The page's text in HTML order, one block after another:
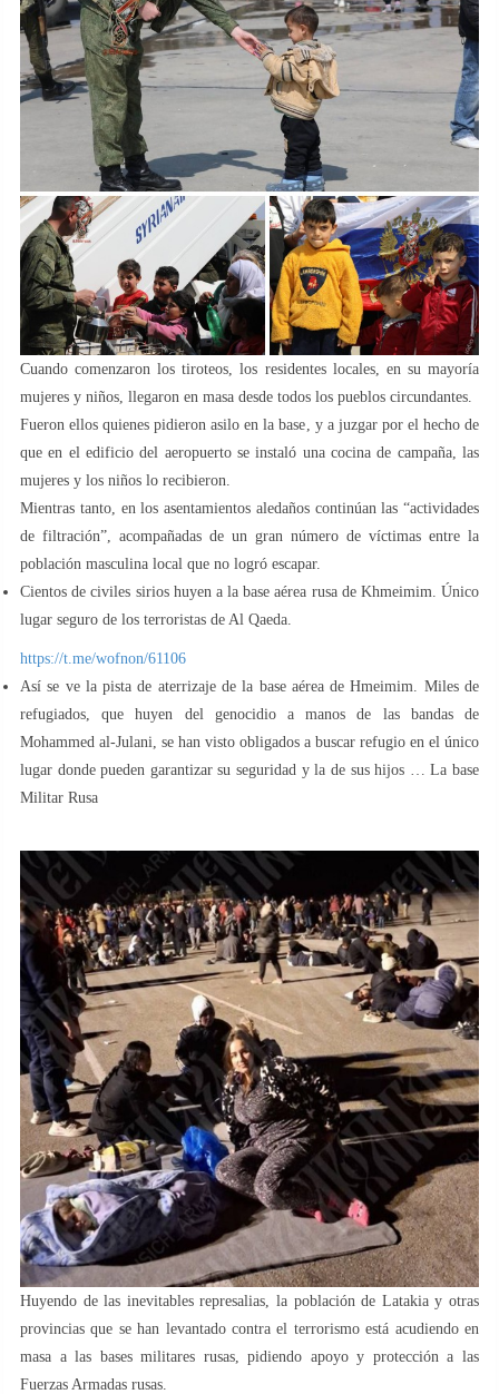
Cuando comenzaron los tiroteos, los residentes locales, en su mayoría
mujeres y niños, llegaron en masa desde todos los pueblos circundantes.
Fueron ellos quienes pidieron asilo en la base, y a juzgar por el hecho de
que en el edificio del aeropuerto se instaló una cocina de campaña, las
mujeres y los niños lo recibieron.
Mientras tanto, en los asentamientos aledaños continúan las “actividades
de filtración”, acompañadas de un gran número de víctimas entre la
población masculina local que no logró escapar.
Cientos de civiles sirios huyen a la base aérea rusa de Khmeimim. Único
lugar seguro de los terroristas de Al Qaeda.
https://t.me/wofnon/61106
Así se ve la pista de aterrizaje de la base aérea de Hmeimim. Miles de
refugiados, que huyen del genocidio a manos de las bandas de
Mohammed al-Julani, se han visto obligados a buscar refugio en el único
lugar donde pueden garantizar su seguridad y la de sus hijos … La base
Militar Rusa
Huyendo de las inevitables represalias, la población de Latakia y otras
provincias que se han levantado contra el terrorismo está acudiendo en
masa a las bases militares rusas, pidiendo apoyo y protección a las
Fuerzas Armadas rusas.